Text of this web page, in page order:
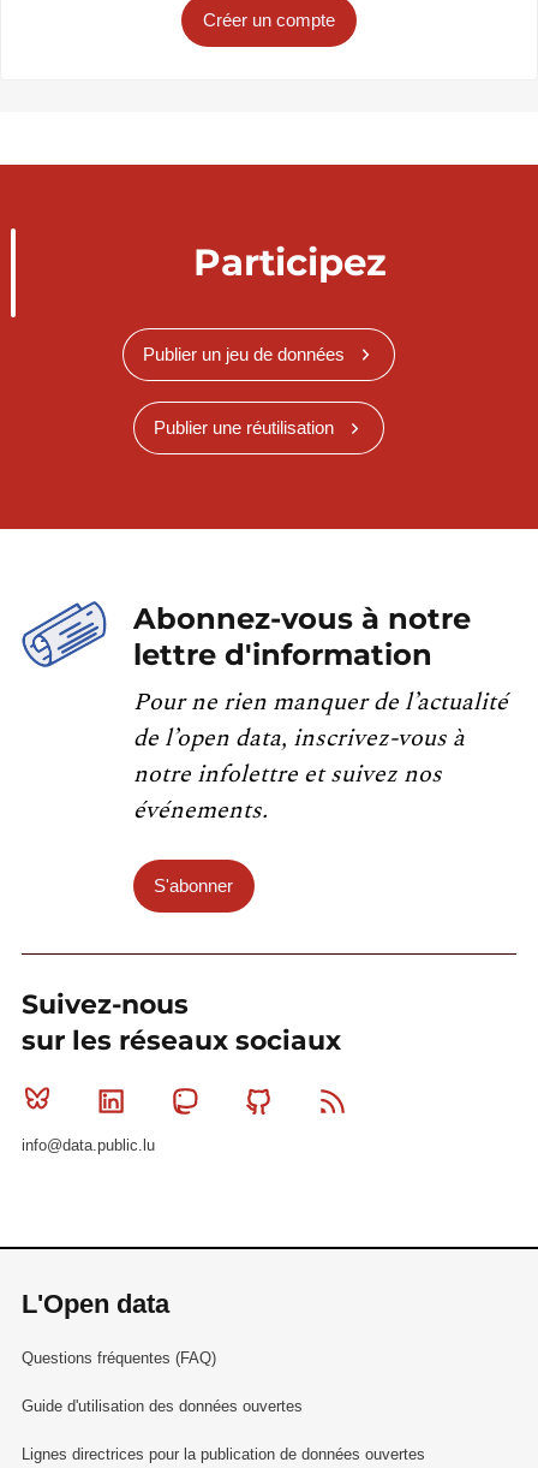
Créer un compte
Participez
Publier un jeu de données
Publier une réutilisation
Abonnez-vous à notre
lettre d'information
Pour ne rien manquer de l’actualité
de l’open data, inscrivez-vous à
notre infolettre et suivez nos
événements.
S'abonner
Suivez-nous
sur les réseaux sociaux
Bluesky Linkedin MastodonGithub
info@data.public.lu
L'Open data
Questions fréquentes (FAQ)
Guide d'utilisation des données ouvertes
Lignes directrices pour la publication de données ouvertes